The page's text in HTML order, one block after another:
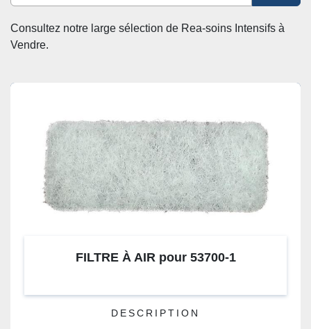
CATÉGORIE Trier par
Consultez notre large sélection de Rea-soins Intensifs à
Vendre.
FILTRE À AIR pour 53700-1
DESCRIPTION